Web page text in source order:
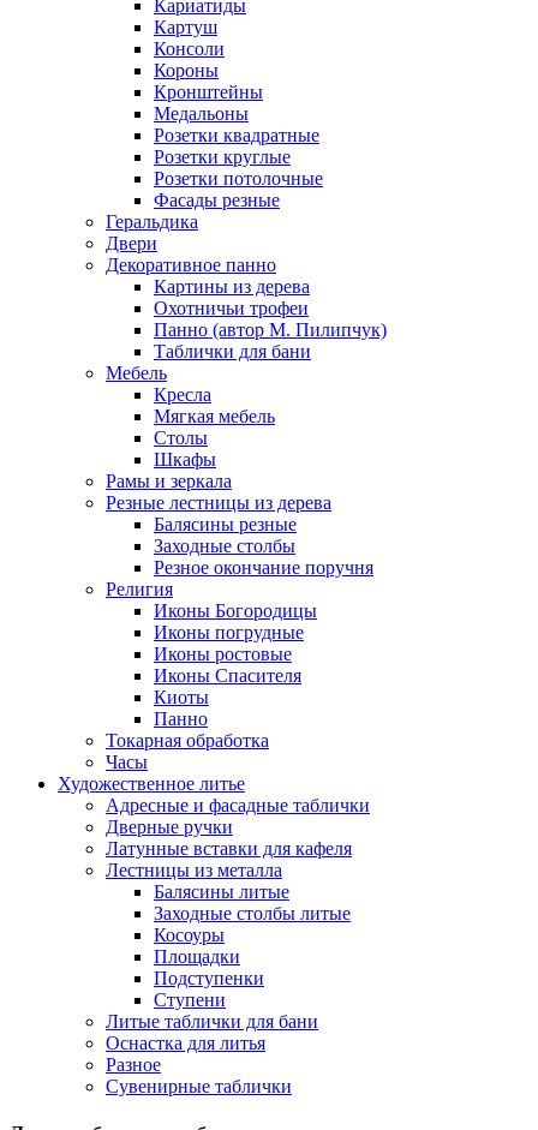
Кариатиды
Картуш
Консоли
Короны
Кронштейны
Медальоны
Розетки квадратные
Розетки круглые
Розетки потолочные
Фасады резные
Геральдика
Двери
Декоративное панно
Картины из дерева
Охотничьи трофеи
Панно (автор М. Пилипчук)
Таблички для бани
Мебель
Кресла
Мягкая мебель
Столы
Шкафы
Рамы и зеркала
Резные лестницы из дерева
Балясины резные
Заходные столбы
Резное окончание поручня
Религия
Иконы Богородицы
Иконы погрудные
Иконы ростовые
Иконы Спасителя
Киоты
Панно
Токарная обработка
Часы
Художественное литье
Адресные и фасадные таблички
Дверные ручки
Латунные вставки для кафеля
Лестницы из металла
Балясины литые
Заходные столбы литые
Косоуры
Площадки
Подступенки
Ступени
Литые таблички для бани
Оснастка для литья
Разное
Сувенирные таблички